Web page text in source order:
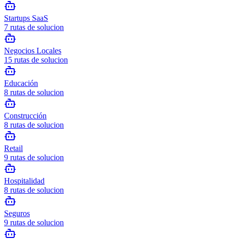
Startups SaaS
7 rutas de solucion
Negocios Locales
15 rutas de solucion
Educación
8 rutas de solucion
Construcción
8 rutas de solucion
Retail
9 rutas de solucion
Hospitalidad
8 rutas de solucion
Seguros
9 rutas de solucion